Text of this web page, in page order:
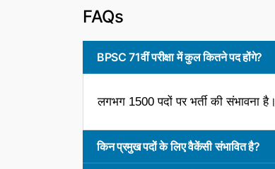
FAQs
BPSC 71वीं परीक्षा में कुल कितने पद होंगे?
लगभग 1500 पदों पर भर्ती की संभावना है।
किन प्रमुख पदों के लिए वैकेंसी संभावित है?